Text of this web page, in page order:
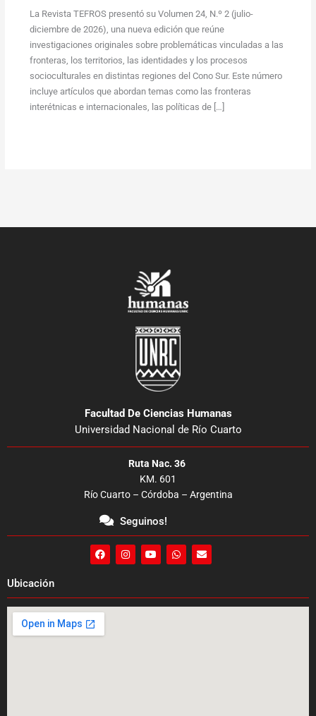
La Revista TEFROS presentó su Volumen 24, N.º 2 (julio-
diciembre de 2026), una nueva edición que reúne
investigaciones originales sobre problemáticas vinculadas a las
fronteras, los territorios, las identidades y los procesos
socioculturales en distintas regiones del Cono Sur. Este número
incluye artículos que abordan temas como las fronteras
interétnicas e internacionales, las políticas de […]
Ubicación
Facultad De Ciencias Humanas
Universidad Nacional de Río Cuarto
Ruta Nac. 36
KM. 601
Río Cuarto – Córdoba – Argentina
Seguinos!
F
a
o
o
I
n
g
r
Y
o
b
e
W
h
a
p
E
n
o
p